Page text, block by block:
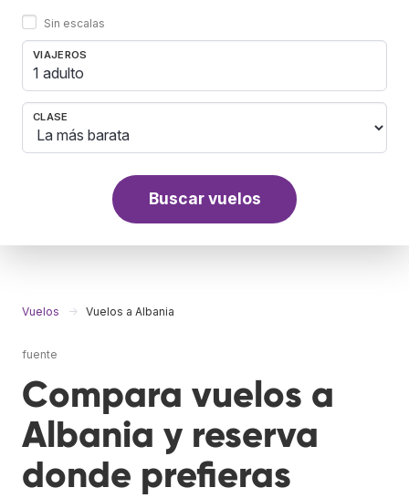
Sin escalas
VIAJEROS
1 adulto
CLASE
Buscar vuelos
Vuelos Vuelos a Albania
fuente
Compara vuelos a
Albania y reserva
donde prefieras